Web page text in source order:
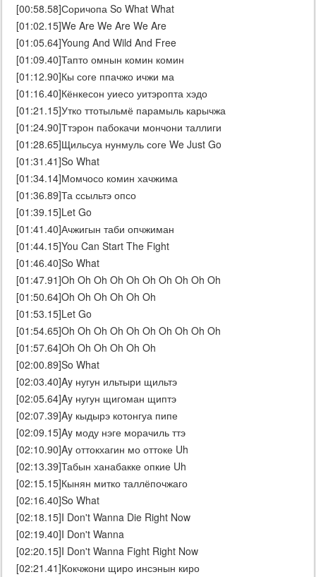
[00:58.58]Соричопа So What What
[01:02.15]We Are We Are We Are
[01:05.64]Young And Wild And Free
[01:09.40]Тапто омнын комин комин
[01:12.90]Кы соге ппачжо ичжи ма
[01:16.40]Кёнкесон уиесо уитэропта хэдо
[01:21.15]Утко ттотыльмё парамыль карычжа
[01:24.90]Ттэрон пабокачи мончони таллиги
[01:28.65]Щильсуа нунмуль соге We Just Go
[01:31.41]So What
[01:34.14]Момчосо комин хачжима
[01:36.89]Та ссыльтэ опсо
[01:39.15]Let Go
[01:41.40]Ачжигын таби опчжиман
[01:44.15]You Can Start The Fight
[01:46.40]So What
[01:47.91]Oh Oh Oh Oh Oh Oh Oh Oh Oh Oh
[01:50.64]Oh Oh Oh Oh Oh Oh
[01:53.15]Let Go
[01:54.65]Oh Oh Oh Oh Oh Oh Oh Oh Oh Oh
[01:57.64]Oh Oh Oh Oh Oh Oh
[02:00.89]So What
[02:03.40]Ay нугун ильтыри щильтэ
[02:05.64]Ay нугун щигоман щиптэ
[02:07.39]Ay кыдырэ котонгуа пипе
[02:09.15]Ay моду нэге морачиль ттэ
[02:10.90]Ay оттокхагин мо оттоке Uh
[02:13.39]Табын ханабакке опкие Uh
[02:15.15]Кынян митко таллёпочжаго
[02:16.40]So What
[02:18.15]I Don't Wanna Die Right Now
[02:19.40]I Don't Wanna
[02:20.15]I Don't Wanna Fight Right Now
[02:21.41]Кокчжони щиро инсэнын киро